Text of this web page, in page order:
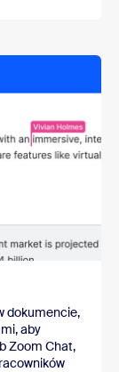
dokumencie,
aby
Zoom Chat,